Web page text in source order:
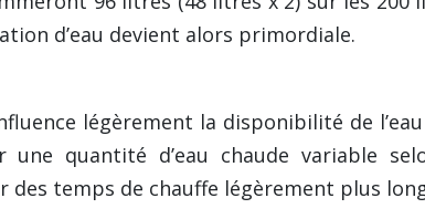
d’eau devient alors primordiale.
légèrement la disponibilité de
quantité d’eau chaude variable
temps de chauffe légèrement plus